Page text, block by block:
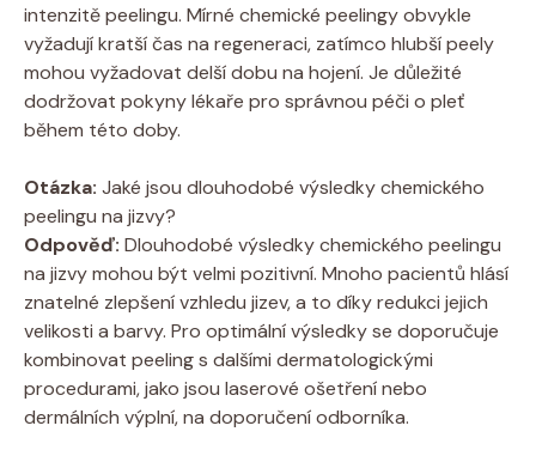
intenzitě peelingu. Mírné chemické peelingy obvykle
vyžadují kratší čas na regeneraci, zatímco hlubší peely
mohou vyžadovat delší dobu na hojení. Je důležité
dodržovat pokyny lékaře pro správnou péči o pleť
během této doby.
Otázka: Jaké jsou dlouhodobé výsledky chemického
peelingu na jizvy?
Odpověď: Dlouhodobé výsledky chemického peelingu
na jizvy mohou být velmi pozitivní. Mnoho pacientů hlásí
znatelné zlepšení vzhledu jizev, a to díky redukci jejich
velikosti a barvy. Pro optimální výsledky se doporučuje
kombinovat peeling s dalšími dermatologickými
procedurami, jako jsou laserové ošetření nebo
dermálních výplní, na doporučení odborníka.